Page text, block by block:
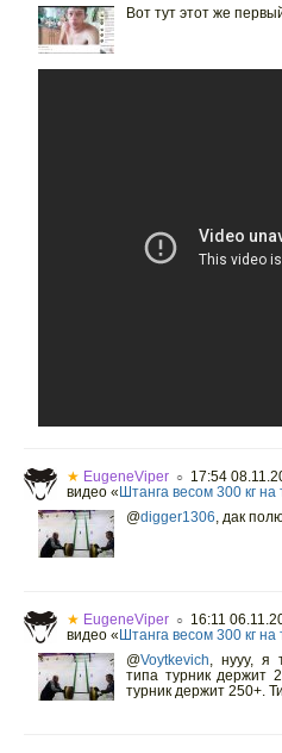
Вот тут этот же
★ EugeneViper ○ 17:54
видео « Штанга весом 300 кг
@digger1306, дак
★ EugeneViper ○ 16:11
видео « Штанга весом 300 кг
@Voytkevich, нууу, я
типа турник держит
турник держит 250+.